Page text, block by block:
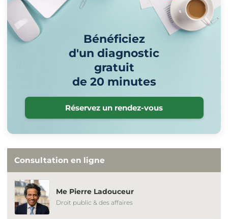
Bénéficiez
d'un diagnostic
gratuit
de 20 minutes
Réservez un rendez-vous
Consultation en ligne
Me Pierre Ladouceur
Droit public & des affaires